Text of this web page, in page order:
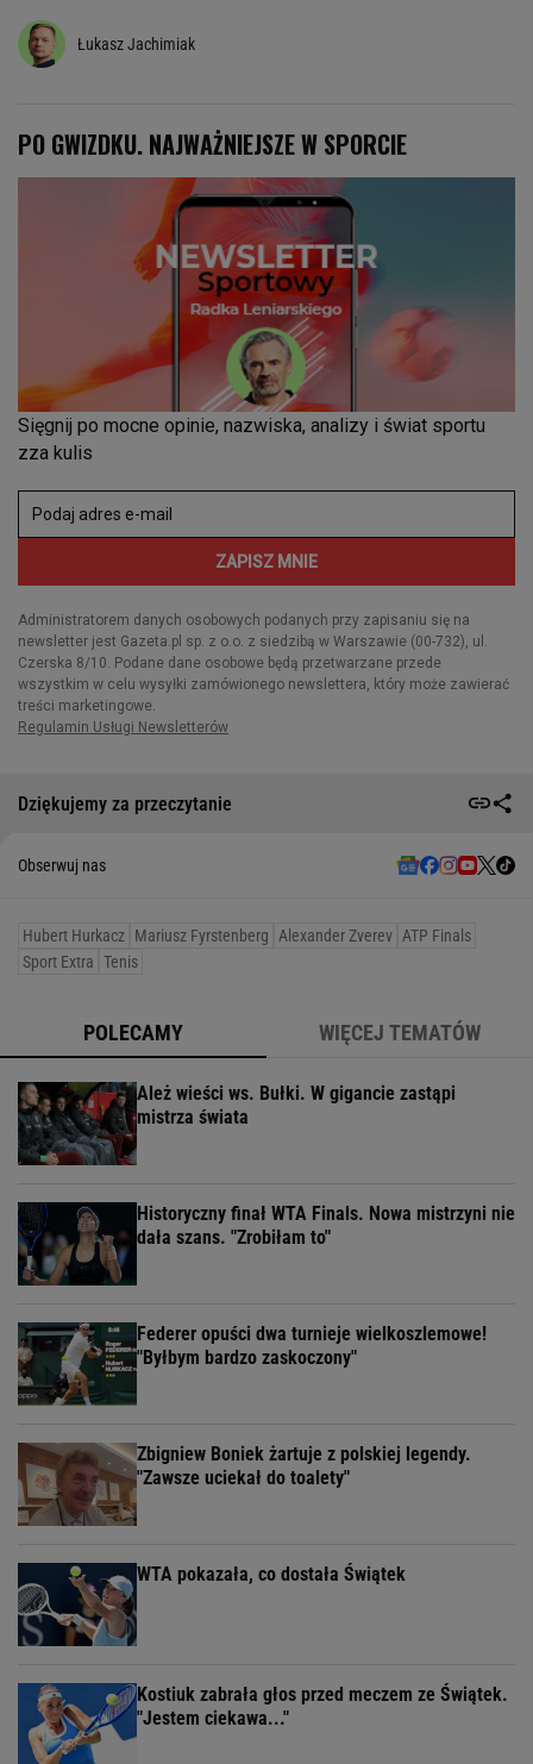
Łukasz Jachimiak
Dziękujemy za przeczytanie
Obserwuj nas
Hubert Hurkacz Mariusz Fyrstenberg Alexander Zverev ATP Finals
Sport Extra Tenis
POLECAMY WIĘCEJ TEMATÓW
Ależ wieści ws. Bułki. W gigancie zastąpi
mistrza świata
Historyczny finał WTA Finals. Nowa mistrzyni nie
dała szans. "Zrobiłam to"
Federer opuści dwa turnieje wielkoszlemowe!
"Byłbym bardzo zaskoczony"
Zbigniew Boniek żartuje z polskiej legendy.
"Zawsze uciekał do toalety"
WTA pokazała, co dostała Świątek
Kostiuk zabrała głos przed meczem ze Świątek.
"Jestem ciekawa..."